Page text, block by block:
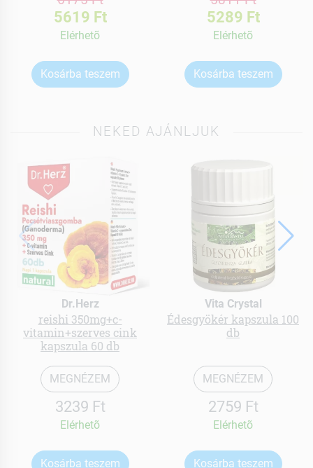
5619 Ft
Elérhetõ
Kosárba teszem
5289 Ft
Elérhetõ
Kosárba teszem
NEKED AJÁNLJUK
Dr.Herz
reishi 350mg+c-
vitamin+szerves cink
kapszula 60 db
MEGNÉZEM
3239 Ft
Elérhetõ
Kosárba teszem
Vita Crystal
Édesgyökér kapszula 100
db
MEGNÉZEM
2759 Ft
Elérhetõ
Kosárba teszem